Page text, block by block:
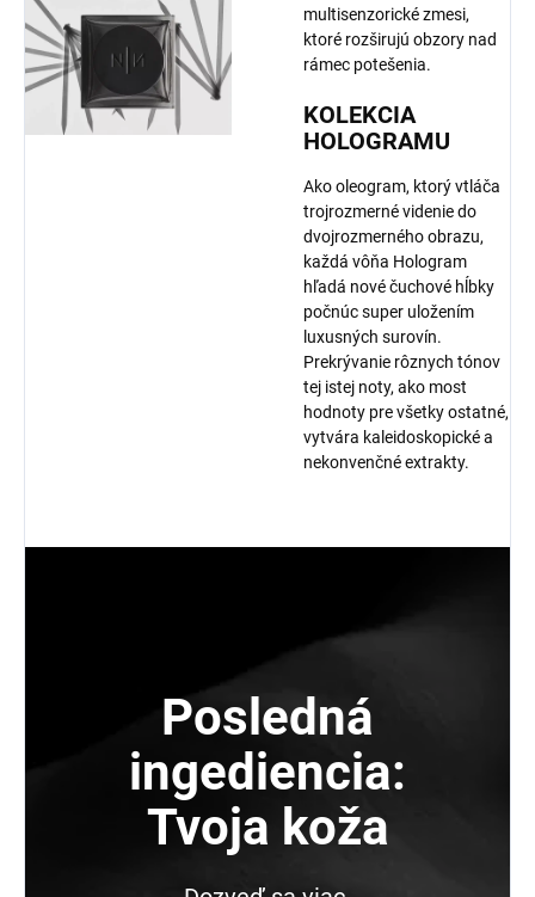
multisenzorické zmesi,
ktoré rozširujú obzory nad
rámec potešenia.
KOLEKCIA
HOLOGRAMU
Ako oleogram, ktorý vtláča
trojrozmerné videnie do
dvojrozmerného obrazu,
každá vôňa Hologram
hľadá nové čuchové hĺbky
počnúc super uložením
luxusných surovín.
Prekrývanie rôznych tónov
tej istej noty, ako most
hodnoty pre všetky ostatné,
vytvára kaleidoskopické a
nekonvenčné extrakty.
Posledná
ingediencia:
Tvoja koža